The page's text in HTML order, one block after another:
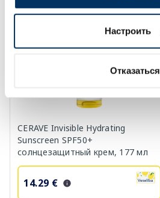
Настроить
Отказаться
-45%
CERAVE Invisible Hydrating
Sunscreen SPF50+
солнцезащитный крем, 177 мл
14.29 €